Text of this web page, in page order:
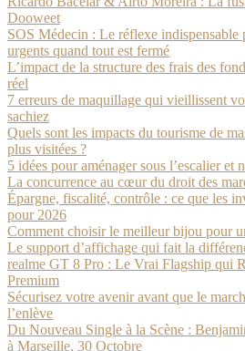
Dooweet
SOS Médecin : Le réflexe indispensable
urgents quand tout est fermé
L’impact de la structure des frais des
réel
7 erreurs de maquillage qui vieillissent
sachiez
Quels sont les impacts du tourisme de
plus visitées ?
5 idées pour aménager sous l’escalier et
La concurrence au cœur du droit des
Épargne, fiscalité, contrôle : ce que les
pour 2026
Comment choisir le meilleur bijou pour
Le support d’affichage qui fait la
realme GT 8 Pro : Le Vrai Flagship qui
Premium
Sécurisez votre avenir avant que le
l’enlève
Du Nouveau Single à la Scène :
à Marseille, 30 Octobre